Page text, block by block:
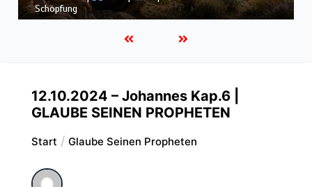
dem Sturm
12.10.2024 – Johannes Kap.6 |
GLAUBE SEINEN PROPHETEN
Start Glaube Seinen Propheten